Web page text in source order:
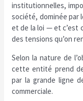
institutionnelles,
société, dominée par
et de la loi — et c’est
des tensions qu’on
Selon la nature de
cette entité prend
par la grande ligne
commerciale.